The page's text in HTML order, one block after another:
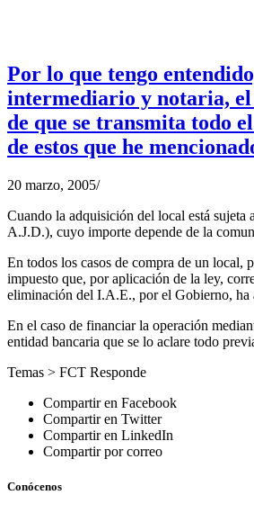
Por lo que tengo
intermediario y notaria, el
de que se transmita todo
de estos que he
20 marzo, 2005/
Cuando la adquisición del local está sujeta
A.J.D.), cuyo importe depende de la
En todos los casos de compra de un local,
impuesto que, por aplicación de la ley,
eliminación del I.A.E., por el Gobierno, ha
En el caso de financiar la operación
entidad bancaria que se lo aclare todo
Temas > FCT Responde
Compartir en Facebook
Compartir en Twitter
Compartir en LinkedIn
Compartir por correo
Conócenos